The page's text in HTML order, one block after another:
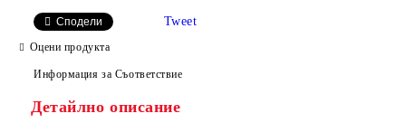
Ние ще се свържем с вас в рамките на работния ден, за
Сподели Tweet
Оцени продукта
Информация за Съответствие
Детайлно описание